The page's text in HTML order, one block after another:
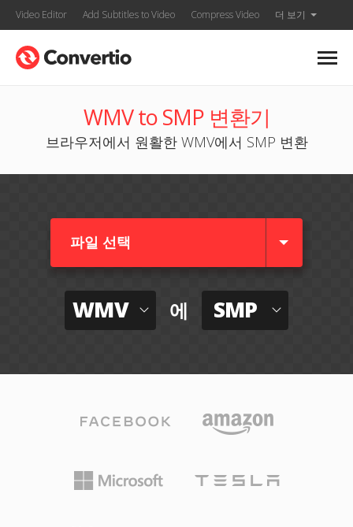
Video Editor Add Subtitles to Video Compress Video 더 보기
WMV to SMP 변환기
브라우저에서 원활한 WMV에서 SMP 변환
파일 선택
WMV 에 SMP